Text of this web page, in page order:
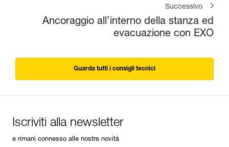
Successivo
Ancoraggio all’interno della stanza ed
evacuazione con EXO
Guarda tutti i consigli tecnici
Iscriviti alla newsletter
e rimani connesso alle nostre novità